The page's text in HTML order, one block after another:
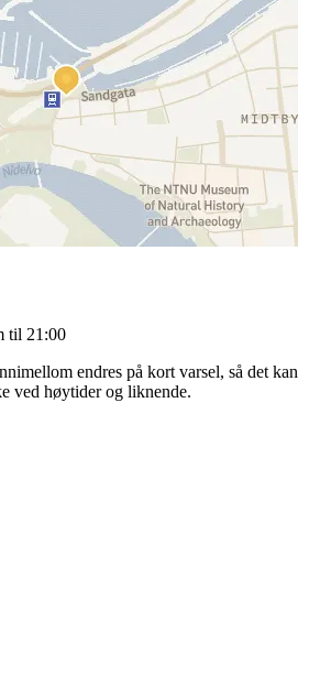
til 21:00
endres på kort varsel, så det kan
ved høytider og liknende.